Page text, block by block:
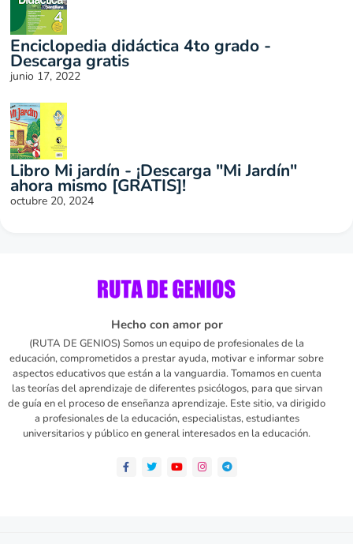
Enciclopedia didáctica 4to grado -
Descarga gratis
junio 17, 2022
Libro Mi jardín - ¡Descarga "Mi Jardín"
ahora mismo [GRATIS]!
octubre 20, 2024
Hecho con amor por
(RUTA DE GENIOS) Somos un equipo de profesionales de la
educación, comprometidos a prestar ayuda, motivar e informar sobre
aspectos educativos que están a la vanguardia. Tomamos en cuenta
las teorías del aprendizaje de diferentes psicólogos, para que sirvan
de guía en el proceso de enseñanza aprendizaje. Este sitio, va dirigido
a profesionales de la educación, especialistas, estudiantes
universitarios y público en general interesados en la educación.